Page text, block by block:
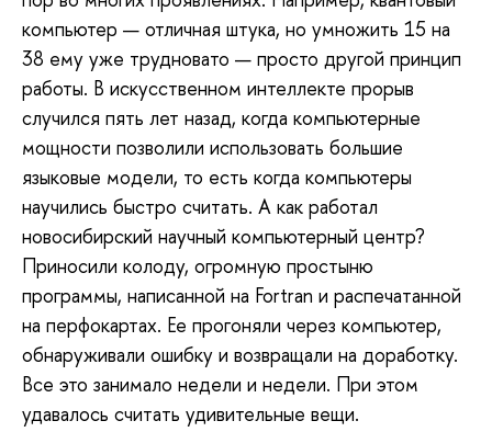
компьютер — отличная штука, но умножить 15 на
38 ему уже трудновато — просто другой принцип
работы. В искусственном интеллекте прорыв
случился пять лет назад, когда компьютерные
мощности позволили использовать большие
языковые модели, то есть когда компьютеры
научились быстро считать. А как работал
новосибирский научный компьютерный центр?
Приносили колоду, огромную простыню
программы, написанной на Fortran и распечатанной
на перфокартах. Ее прогоняли через компьютер,
обнаруживали ошибку и возвращали на доработку.
Все это занимало недели и недели. При этом
удавалось считать удивительные вещи.